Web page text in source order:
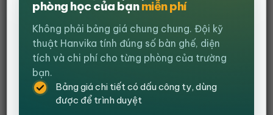
phòng học của bạnmiễn phí
Không phải bảng giá chung chung. Đội kỹ
thuật Hanvika tính đúng số bàn ghế, diện
tích và chi phí cho từng phòng của trường
bạn.
Bảng giá chi tiết có dấu công ty, dùng
được để trình duyệt